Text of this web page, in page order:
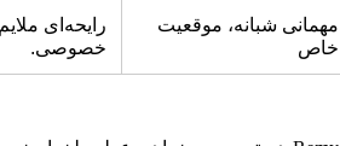
مهمانی شبانه، موقعیت
خاص
رایحه‌ای
خصوصی.